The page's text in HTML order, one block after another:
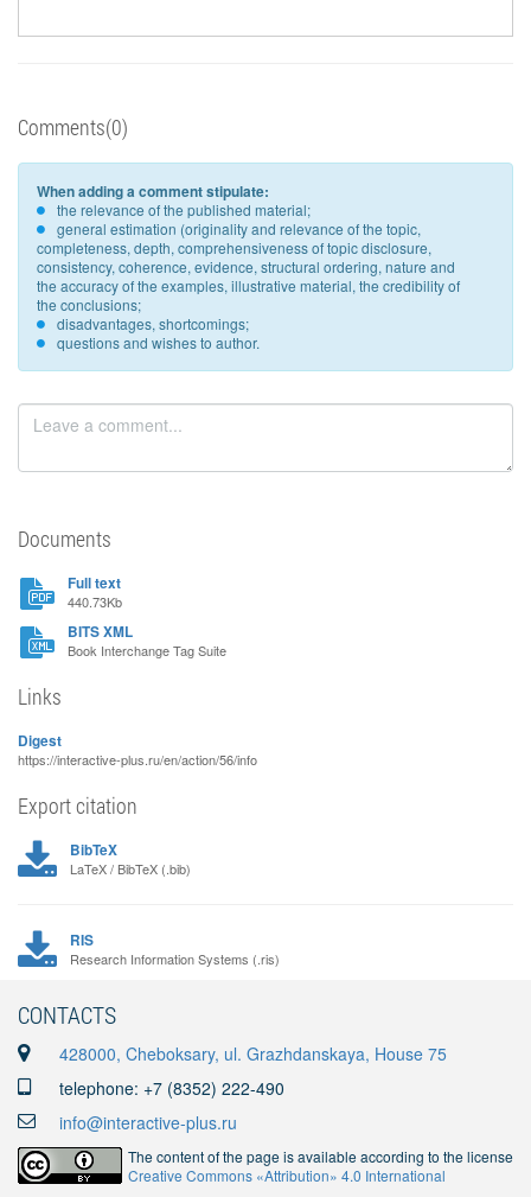
Comments(0)
When adding a comment stipulate:
the relevance of the published material;
general estimation (originality and relevance of the topic,
completeness, depth, comprehensiveness of topic disclosure,
consistency, coherence, evidence, structural ordering, nature and
the accuracy of the examples, illustrative material, the credibility of
the conclusions;
disadvantages, shortcomings;
questions and wishes to author.
Documents
Full text
440.73Kb
BITS XML
Book Interchange Tag Suite
Links
Digest
https://interactive-plus.ru/en/action/56/info
Export citation
BibTeX
LaTeX / BibTeX (.bib)
RIS
Research Information Systems (.ris)
CONTACTS
428000, Cheboksary, ul. Grazhdanskaya, House 75
telephone: +7 (8352) 222-490
info@interactive-plus.ru
The content of the page is available according to the license
Creative Commons «Attribution» 4.0 International